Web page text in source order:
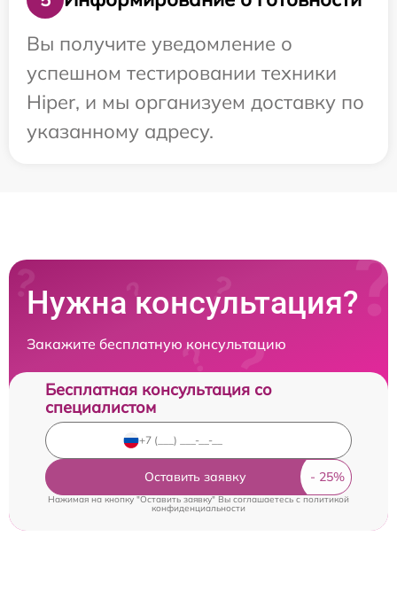
Вы получите уведомление о
успешном тестировании техники
Hiper, и мы организуем доставку по
указанному адресу.
Нужна консультация?
Закажите бесплатную консультацию
Бесплатная консультация со
специалистом
Оставить заявку
Нажимая на кнопку "Оставить заявку" Вы соглашаетесь cполитикой
конфиденциальности